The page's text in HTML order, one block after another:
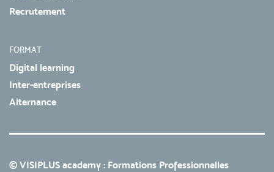
Recrutement
FORMAT
Digital learning
Inter-entreprises
Alternance
© VISIPLUS academy : Formations Professionnelles